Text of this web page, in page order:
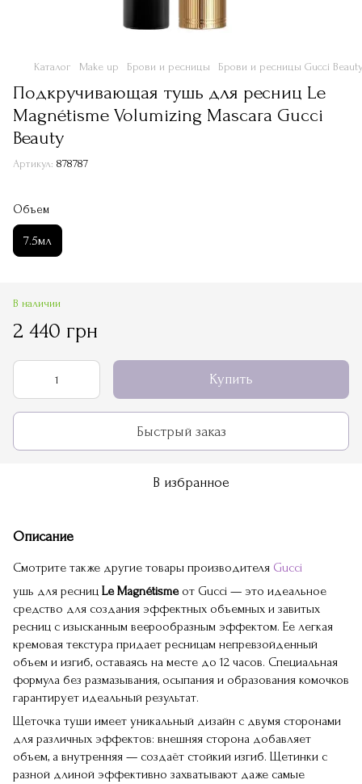
Каталог Make up Брови и ресницы Брови и ресницы Gucci
Подкручивающая тушь для ресниц Le
Magnétisme Volumizing Mascara Gucci
Beauty
Артикул: 878787
Объем
7.5мл
В наличии
2 440 грн
Купить
Быстрый заказ
В избранное
Описание
Смотрите также другие товары производителя Gucci
ушь для ресниц Le Magnétismeот Gucci — это идеальное
средство для создания эффектных объемных и завитых
ресниц с изысканным веерообразным эффектом. Ее легкая
кремовая текстура придает ресницам непревзойденный
объем и изгиб, оставаясь на месте до 12 часов. Специальная
формула без размазывания, осыпания и образования комочков
гарантирует идеальный результат.
Щеточка туши имеет уникальный дизайн с двумя сторонами
для различных эффектов: внешняя сторона добавляет
объем, а внутренняя — создаёт стойкий изгиб. Щетинки с
разной длиной эффективно захватывают даже самые